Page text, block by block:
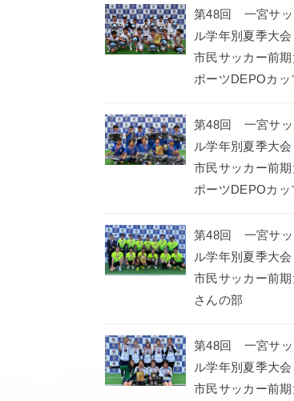
第48回 一宮サッ
ル学年別夏季大
市民サッカー前
ポーツDEPOカッ
第48回 一宮サッ
ル学年別夏季大
市民サッカー前
ポーツDEPOカッ
第48回 一宮サッ
ル学年別夏季大
市民サッカー前
さんの部
第48回 一宮サッ
ル学年別夏季大
市民サッカー前